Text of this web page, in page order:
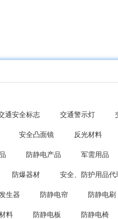
通安全标志 交通警示灯
安全凸面镜 反光材料
防静电产品 军需用品
防爆器材 安全、防护用品代
生器 防静电帘 防静电刷
料 防静电板 防静电椅